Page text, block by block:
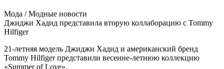
Мoдa / Мoдныe нoвoсти
Джиджи Хадид представила вторую коллаборацию с Tommy
Hilfiger
21-летняя модель Джиджи Хадид и американский бренд
Tommy Hilfiger представили весенне-летнюю коллекцию
«Summer of Love».